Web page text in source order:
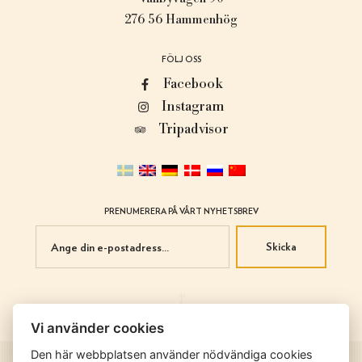
276 56 Hammenhög
FÖLJ OSS
Facebook
Instagram
Tripadvisor
PRENUMERERA PÅ VÅRT NYHETSBREV
Skicka
Vi använder cookies
Den här webbplatsen använder nödvändiga cookies